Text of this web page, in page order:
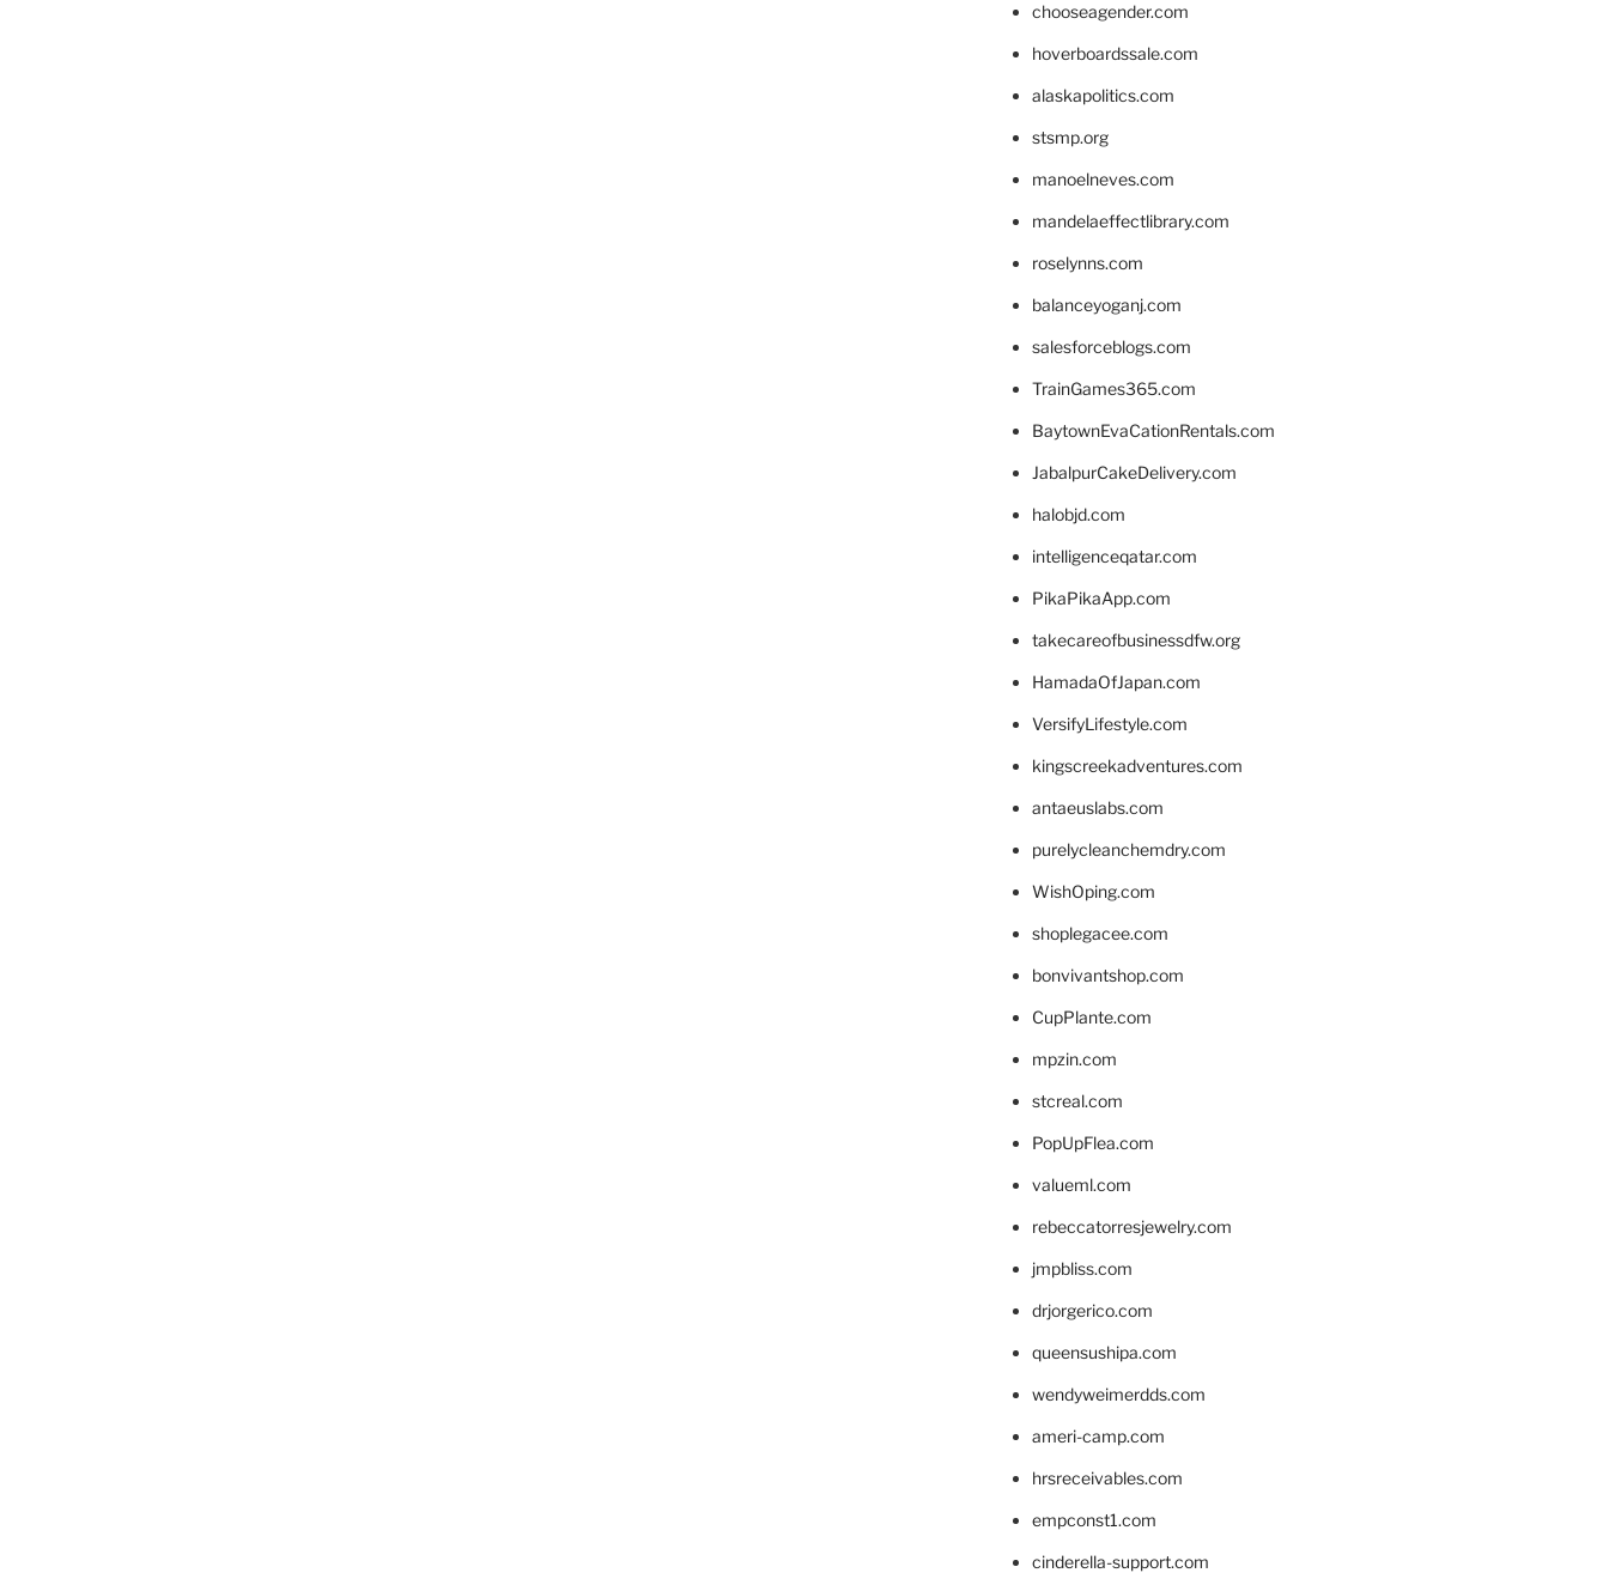
chooseagender.com
hoverboardssale.com
alaskapolitics.com
stsmp.org
manoelneves.com
mandelaeffectlibrary.com
roselynns.com
balanceyoganj.com
salesforceblogs.com
TrainGames365.com
BaytownEvaCationRentals.com
JabalpurCakeDelivery.com
halobjd.com
intelligenceqatar.com
PikaPikaApp.com
takecareofbusinessdfw.org
HamadaOfJapan.com
VersifyLifestyle.com
kingscreekadventures.com
antaeuslabs.com
purelycleanchemdry.com
WishOping.com
shoplegacee.com
bonvivantshop.com
CupPlante.com
mpzin.com
stcreal.com
PopUpFlea.com
valueml.com
rebeccatorresjewelry.com
jmpbliss.com
drjorgerico.com
queensushipa.com
wendyweimerdds.com
ameri-camp.com
hrsreceivables.com
empconst1.com
cinderella-support.com